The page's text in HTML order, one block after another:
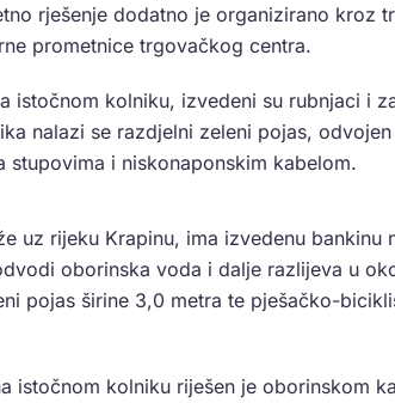
rješenje dodatno je organizirano kroz
prometnice trgovačkog centra.
istočnom kolniku, izvedeni su rubnjaci i
nalazi se razdjelni zeleni pojas,
stupovima i niskonaponskim kabelom.
uz rijeku Krapinu, ima izvedenu bankinu
oborinska voda i dalje razlijeva u
pojas širine 3,0 metra te pješačko-
istočnom kolniku riješen je oborinskom